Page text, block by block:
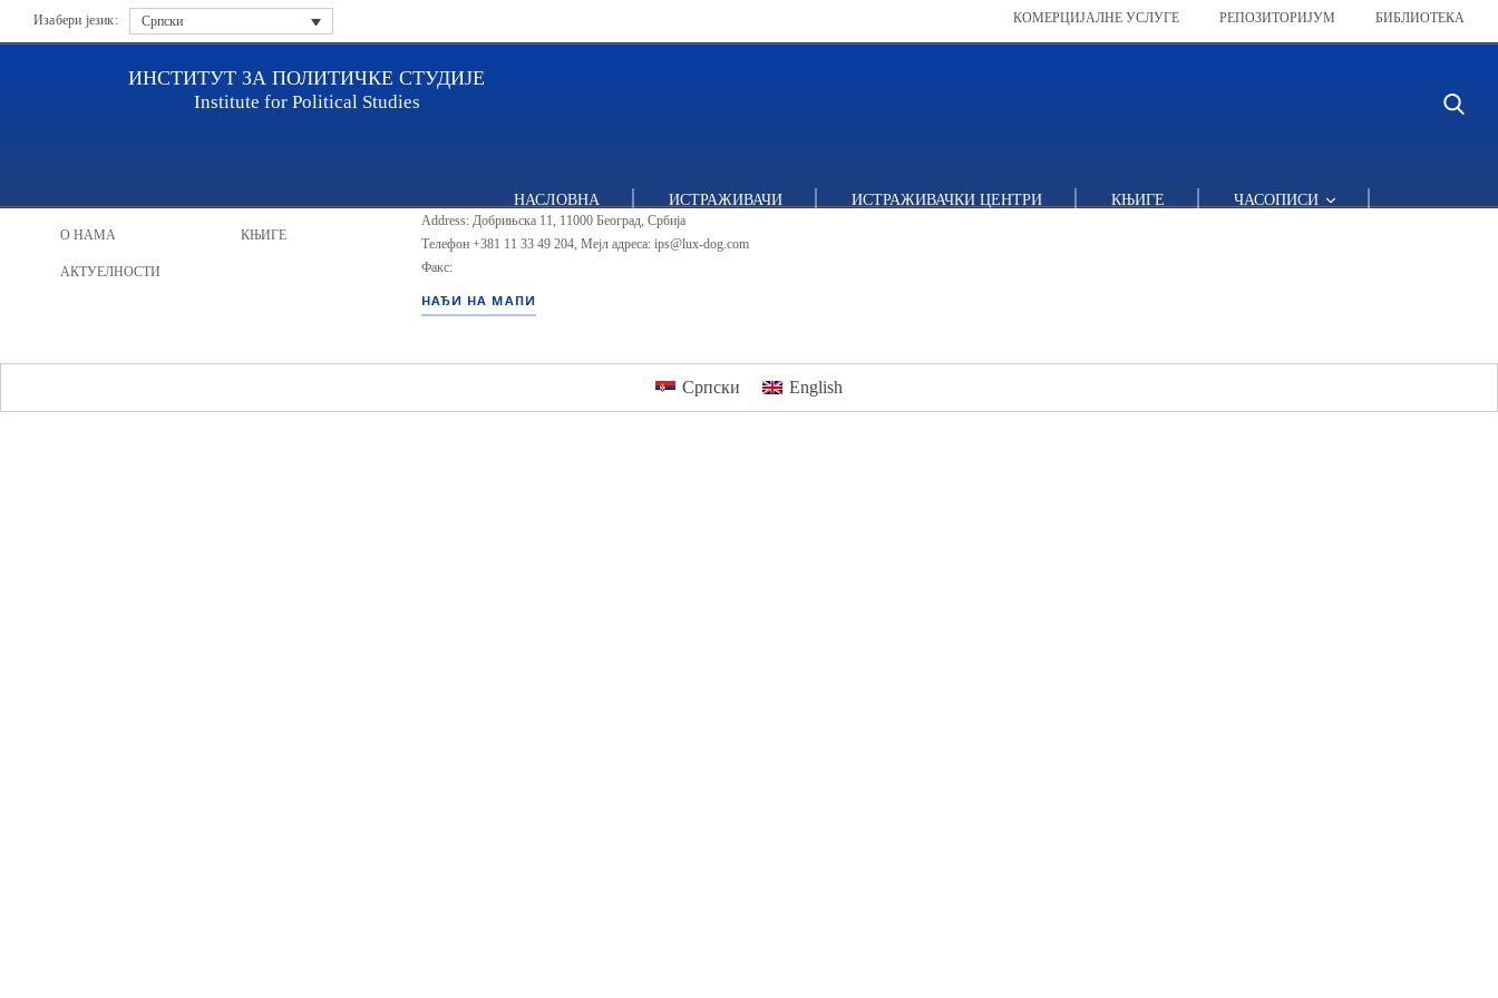
Изабери језик: Српски КОМЕРЦИЈАЛНЕ УСЛУГЕ РЕПОЗИТОРИЈУМ БИБЛИОТЕКА
ИНСТИТУТ ЗА ПОЛИТИЧКЕ СТУДИЈЕ
Institute for Political Studies
НАСЛОВНА ИСТРАЖИВАЧИ ИСТРАЖИВАЧКИ ЦЕНТРИ КЊИГЕ ЧАСОПИСИ
О НАМА
АКТУЕЛНОСТИ
КЊИГЕ
ИПС - Институт за политичке студије
Address: Добрињска 11, 11000 Београд, Србија
Телефон +381 11 33 49 204, Мејл адреса: ips@lux-dog.com
Факс:
НАЂИ НА МАПИ
Српски English